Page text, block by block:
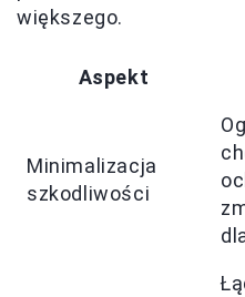
większego.
Aspekt
Minimalizacja
szkodliwości